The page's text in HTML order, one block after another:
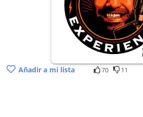
Añadir a mi lista 70 11